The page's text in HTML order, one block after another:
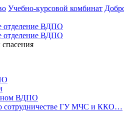
Учебно-курсовой комбинат
ВДПО
сотрудничестве ГУ МЧС и ККО…